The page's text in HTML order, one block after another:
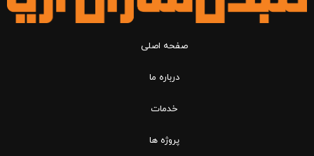
صفحه اصلی
درباره ما
خدمات
پروژه ها